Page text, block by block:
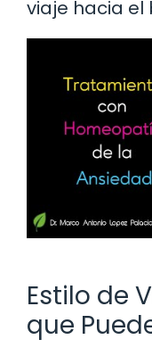
viaje hacia el
Estilo de
que